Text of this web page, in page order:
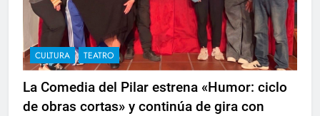
CULTURA TEATRO
La Comedia del Pilar estrena «Humor: ciclo
de obras cortas» y continúa de gira con